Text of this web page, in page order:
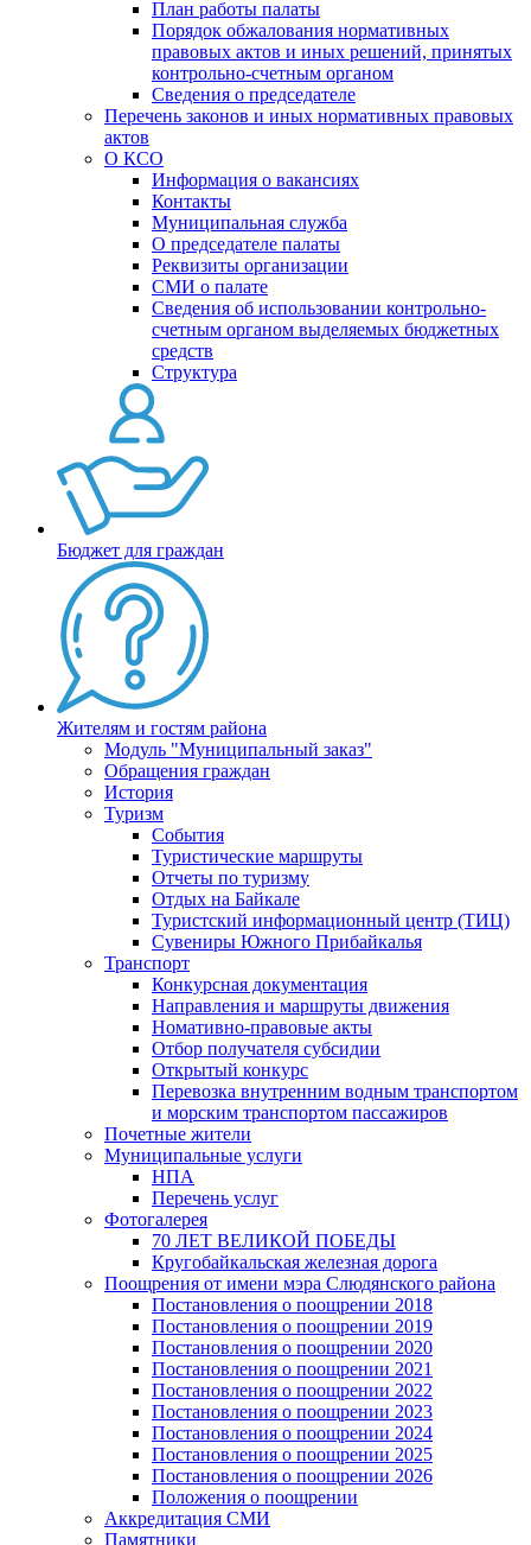
План работы палаты
Порядок обжалования нормативных
правовых актов и иных решений, принятых
контрольно-счетным органом
Сведения о председателе
Перечень законов и иных нормативных правовых
актов
О КСО
Информация о вакансиях
Контакты
Муниципальная служба
О председателе палаты
Реквизиты организации
СМИ о палате
Сведения об использовании контрольно-
счетным органом выделяемых бюджетных
средств
Структура
Бюджет для граждан
Жителям и гостям района
Модуль "Муниципальный заказ"
Обращения граждан
История
Туризм
События
Туристические маршруты
Отчеты по туризму
Отдых на Байкале
Туристский информационный центр (ТИЦ)
Сувениры Южного Прибайкалья
Транспорт
Конкурсная документация
Направления и маршруты движения
Номативно-правовые акты
Отбор получателя субсидии
Открытый конкурс
Перевозка внутренним водным транспортом
и морским транспортом пассажиров
Почетные жители
Муниципальные услуги
НПА
Перечень услуг
Фотогалерея
70 ЛЕТ ВЕЛИКОЙ ПОБЕДЫ
Кругобайкальская железная дорога
Поощрения от имени мэра Слюдянского района
Постановления о поощрении 2018
Постановления о поощрении 2019
Постановления о поощрении 2020
Постановления о поощрении 2021
Постановления о поощрении 2022
Постановления о поощрении 2023
Постановления о поощрении 2024
Постановления о поощрении 2025
Постановления о поощрении 2026
Положения о поощрении
Аккредитация СМИ
Памятники